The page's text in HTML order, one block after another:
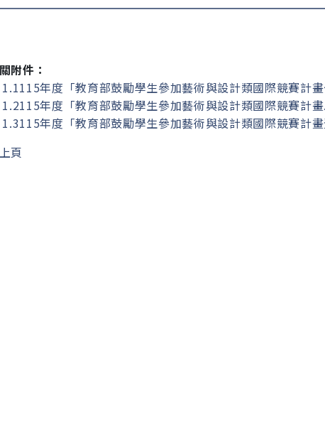
附件：
1.1115年度「教育部鼓勵學生參加藝術與設計類國際競賽計
1.2115年度「教育部鼓勵學生參加藝術與設計類國際競賽計
1.3115年度「教育部鼓勵學生參加藝術與設計類國際競賽計
頁